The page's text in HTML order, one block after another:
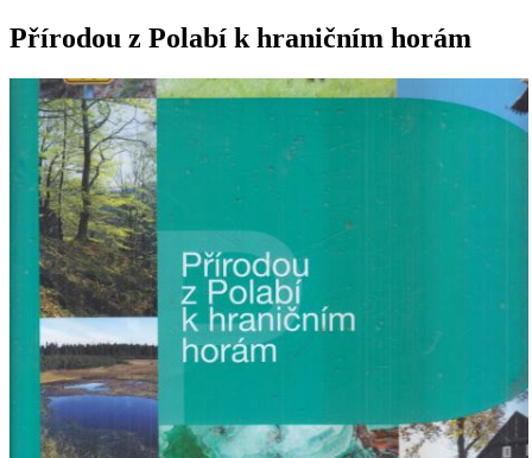
Přírodou z Polabí k hraničním horám